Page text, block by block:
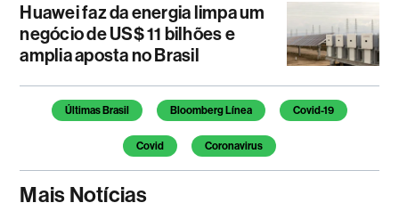
Huawei faz da energia limpa um
negócio de US$ 11 bilhões e
amplia aposta no Brasil
Temas deste artigo
Últimas Brasil Bloomberg Línea Covid-19
Covid Coronavirus
Mais Notícias